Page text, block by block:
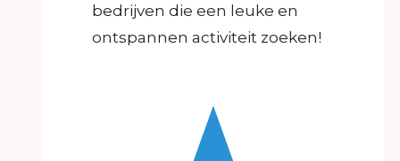
bedrijven die een leuke en
ontspannen activiteit zoeken!